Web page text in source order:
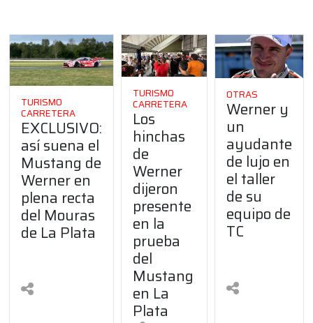
TURISMO
CARRETERA
EXCLUSIVO:
así suena el
Mustang de
Werner en
plena recta
del Mouras
de La Plata
TURISMO
CARRETERA
Los
hinchas
de
Werner
dijeron
presente
en la
prueba
del
Mustang
en La
Plata
OTRAS
Werner y
un
ayudante
de lujo en
el taller
de su
equipo de
TC